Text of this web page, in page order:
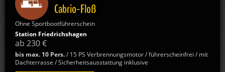
Cabrio-Floß
Ohne Sportbootführerschein
Station Friedrichshagen
ab 230 €
bis max. 10 Pers./ 15 PS Verbrennungsmotor / führerscheinfrei / mit
Dachterrasse / Sicherheitsausstattung inklusive